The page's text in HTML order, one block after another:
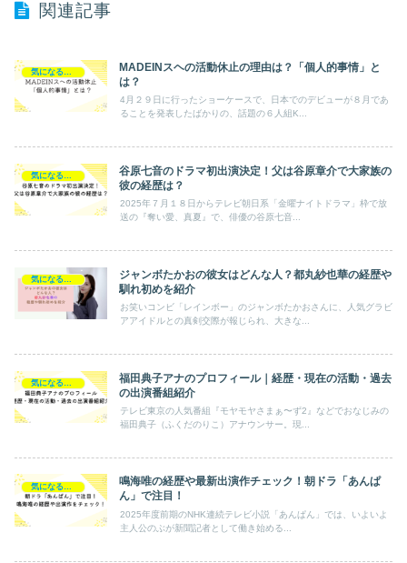
関連記事
MADEINスヘの活動休止の理由は？「個人的事情」と
は？
4月２９日に行ったショーケースで、日本でのデビューが８月であ
ることを発表したばかりの、話題の６人組K...
谷原七音のドラマ初出演決定！父は谷原章介で大家族の
彼の経歴は？
2025年７月１８日からテレビ朝日系「金曜ナイトドラマ」枠で放
送の『奪い愛、真夏』で、俳優の谷原七音...
ジャンボたかおの彼女はどんな人？都丸紗也華の経歴や
馴れ初めを紹介
お笑いコンビ「レインボー」のジャンボたかおさんに、人気グラビ
アアイドルとの真剣交際が報じられ、大きな...
福田典子アナのプロフィール｜経歴・現在の活動・過去
の出演番組紹介
テレビ東京の人気番組『モヤモヤさまぁ〜ず2』などでおなじみの
福田典子（ふくだのりこ）アナウンサー。現...
鳴海唯の経歴や最新出演作チェック！朝ドラ「あんぱ
ん」で注目！
2025年度前期のNHK連続テレビ小説「あんぱん」では、いよいよ
主人公のぶが新聞記者として働き始める...